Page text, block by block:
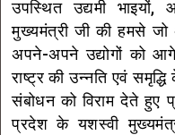
उपस्थित उद्यमी
मुख्यमंत्री जी की हमसे
अपने-अपने उद्योगों को
राष्ट्र की उन्नति एवं
संबोधन को विराम देते हुए
प्रदेश के यशस्वी